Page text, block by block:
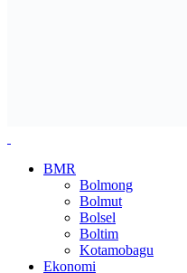
BMR
Bolmong
Bolmut
Bolsel
Boltim
Kotamobagu
Ekonomi